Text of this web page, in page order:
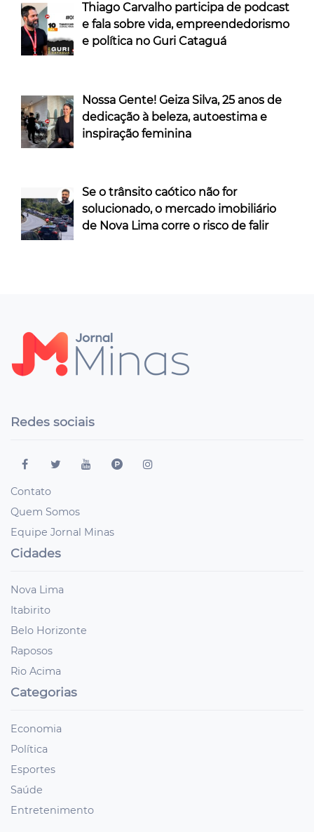
Thiago Carvalho participa de podcast
e fala sobre vida, empreendedorismo
e política no Guri Cataguá
Nossa Gente! Geiza Silva, 25 anos de
dedicação à beleza, autoestima e
inspiração feminina
Se o trânsito caótico não for
solucionado, o mercado imobiliário
de Nova Lima corre o risco de falir
Redes sociais
Contato
Quem Somos
Equipe Jornal Minas
Cidades
Nova Lima
Itabirito
Belo Horizonte
Raposos
Rio Acima
Categorias
Economia
Política
Esportes
Saúde
Entretenimento